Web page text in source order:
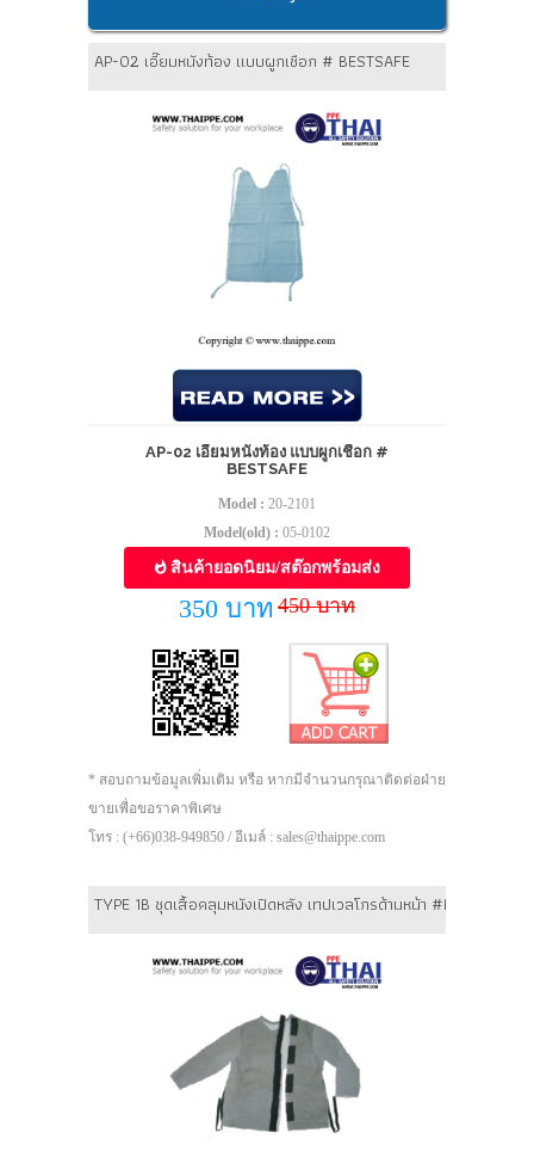
AP-02 เอี๊ยมหนังท้อง แบบผูกเชือก # BESTSAFE
AP-02 เอี๊ยมหนังท้อง แบบผูกเชือก #
BESTSAFE
Model : 20-2101
Model(old) : 05-0102
สินค้ายอดนิยม/สต๊อกพร้อมส่ง
350 บาท 450 บาท
* สอบถามข้อมูลเพิ่มเติม หรือ หากมีจำนวนกรุณาติดต่อฝ่าย
ขายเพื่อขอราคาพิเศษ
โทร : (+66)038-949850 / อีเมล์ : sales@thaippe.com
TYPE 1B ชุดเสื้อคลุมหนังเปิดหลัง เทปเวลโกรด้านหน้า #BESTSAFE